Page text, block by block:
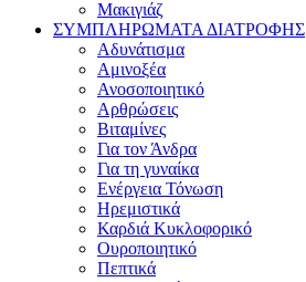
Μακιγιάζ
ΣΥΜΠΛΗΡΩΜΑΤΑ ΔΙΑΤΡΟΦΗΣ
Αδυνάτισμα
Αμινοξέα
Ανοσοποιητικό
Αρθρώσεις
Βιταμίνες
Για τον Άνδρα
Για τη γυναίκα
Ενέργεια Τόνωση
Ηρεμιστικά
Καρδιά Κυκλοφορικό
Ουροποιητικό
Πεπτικά